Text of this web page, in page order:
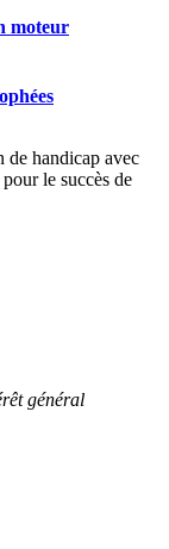
moteur
de handicap avec
le succès de
général